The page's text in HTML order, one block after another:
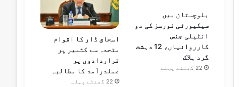
بلوچستان میں
سیکیورٹی فورسز کی دو
انٹیلی جنس
کارروائیاں، 12 دہشت
گرد ہلاک
22 گھنٹے پہلے
اسحاق ڈار کا اقوام
متحدہ سے کشمیر پر
قراردادوں پر
عملدرآمد کا مطالبہ
22 گھنٹے پہلے